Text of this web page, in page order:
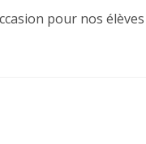
pour nos élèves